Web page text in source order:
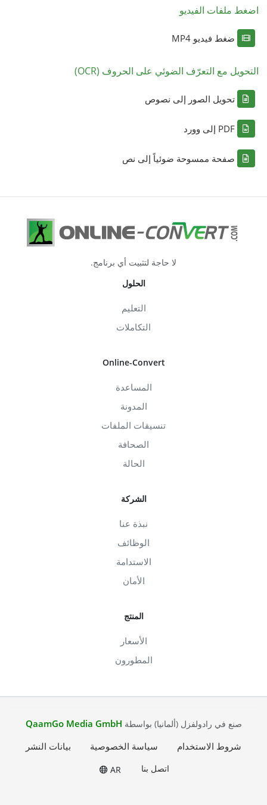
اضغط ملفات الفيديو
ضغط فيديو MP4
التحويل مع التعرّف الضوئي على الحروف (OCR)
تحويل الصور إلى نصوص
PDF إلى وورد
صفحة ممسوحة ضوئياً إلى نص
لا حاجة لتثبيت أي برنامج.
الحلول
التعليم
التكاملات
Online-Convert
المساعدة
المدونة
تنسيقات الملفات
الصحافة
الحالة
الشركة
نبذة عنا
الوظائف
الاستدامة
الأمان
المنتج
الأسعار
المطورون
صنع في رادولفزل (ألمانيا) بواسطة QaamGo Media GmbH
شروط الاستخدام
سياسة الخصوصية بيانات النشر
اتصل بنا AR